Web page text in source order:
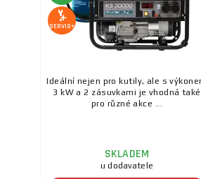
SERVIS+
Ideální nejen pro kutily, ale s
3 kW a 2 zásuvkami je vhodná také
pro různé akce ...
SKLADEM
u dodavatele